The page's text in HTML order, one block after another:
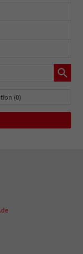
(0)